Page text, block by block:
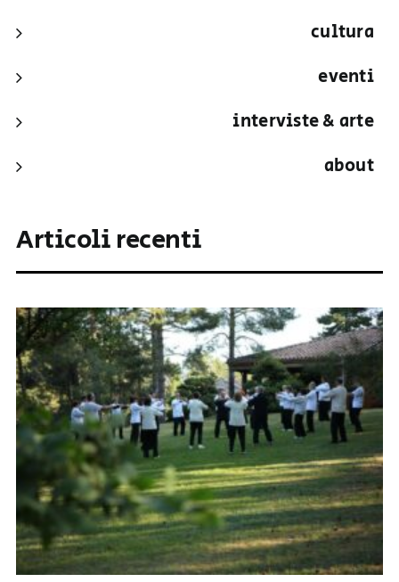
cultura
eventi
interviste & arte
about
Articoli recenti